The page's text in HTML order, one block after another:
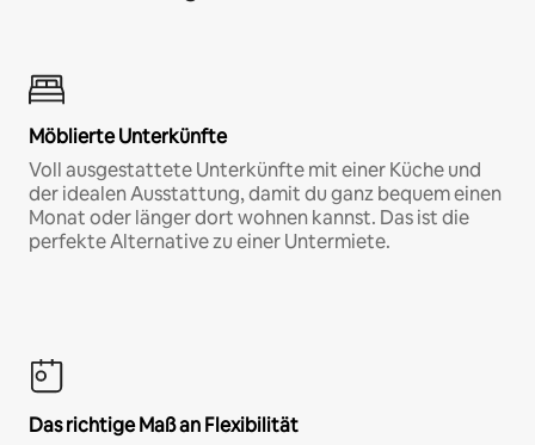
Möblierte Unterkünfte
Voll ausgestattete Unterkünfte mit einer Küche und
der idealen Ausstattung, damit du ganz bequem einen
Monat oder länger dort wohnen kannst. Das ist die
perfekte Alternative zu einer Untermiete.
Das richtige Maß an Flexibilität